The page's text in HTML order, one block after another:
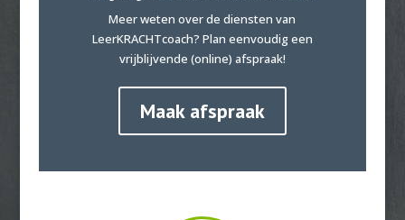
Meer weten over de diensten van
LeerKRACHTcoach? Plan eenvoudig een
vrijblijvende (online) afspraak!
Maak afspraak